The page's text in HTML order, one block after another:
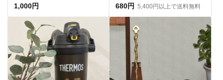
1,000円
680円 5,400円以上で送料無料